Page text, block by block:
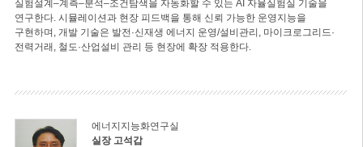
실험설계–계측–분석–조건탐색을 자동화할 수 있는 AI 자율실험실 기술을
연구한다. 시뮬레이션과 현장 피드백을 통해 신뢰 가능한 운영지능을
구현하며, 개발 기술은 발전·신재생 에너지 운영/설비관리, 마이크로그리드·
전력거래, 철도·산업설비 관리 등 현장에 확장 적용한다.
에너지지능화연구실
실장 고석갑